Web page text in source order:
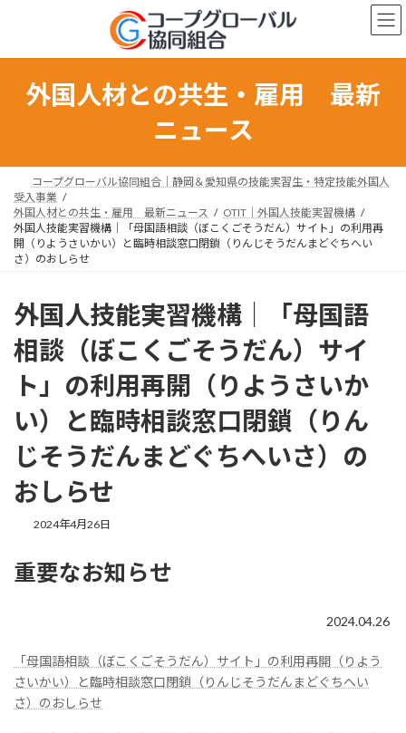
ン
プ
ー
動
外国人材との共生・雇用 最新
ニュース
コープグローバル協同組合｜静岡＆愛知県の技能実習生・特定技能外国人
受入事業
外国人材との共生・雇用 最新ニュース
OTIT｜外国人技能実習機構
外国人技能実習機構｜「母国語相談（ぼこくごそうだん）サイト」の利用再
開（りようさいかい）と臨時相談窓口閉鎖（りんじそうだんまどぐちへい
さ）のおしらせ
外国人技能実習機構｜「母国語
相談（ぼこくごそうだん）サイ
ト」の利用再開（りようさいか
い）と臨時相談窓口閉鎖（りん
じそうだんまどぐちへいさ）の
おしらせ
2024年4月26日
新
重要なお知らせ
2024.04.26
「母国語相談（ぼこくごそうだん）サイト」の利用再開（りよう
さいかい）と臨時相談窓口閉鎖（りんじそうだんまどぐちへい
さ）のおしらせ